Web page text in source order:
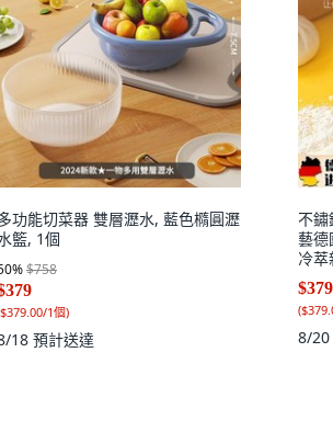
功能切菜器 雙層瀝水, 藍色橢圓瀝
籃, 1個
%$758
$379.00/1個)
18 預計送達
不鏽
藝德
冷
$379
(
8/20